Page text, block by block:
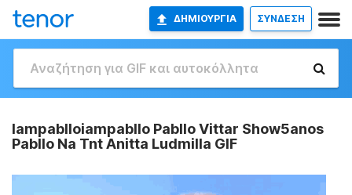
ΔΗΜΙΟΥΡΓΊΑ ΣΥΝΔΕΣΗ
Iampablloiampabllo Pabllo Vittar Show5anos
Pabllo Na Tnt Anitta Ludmilla GIF